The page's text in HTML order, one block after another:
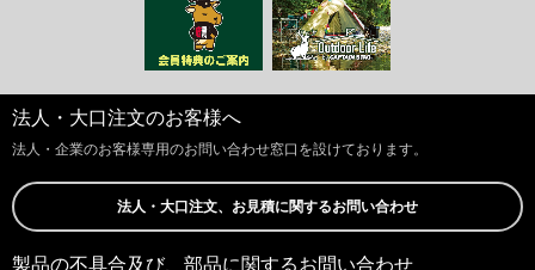
法人・大口注文のお客様へ
法人・企業のお客様専用のお問い合わせ窓口を設けております。
法人・大口注文、お見積に関するお問い合わせ
製品の不具合及び、部品に関するお問い合わせ